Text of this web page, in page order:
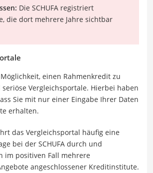
Die SCHUFA registriert
die dort mehrere Jahre sichtbar
einen Rahmenkredit zu
Vergleichsportale. Hierbei haben
Sie mit nur einer Eingabe Ihrer Daten
erhalten.
das Vergleichsportal häufig eine
bei der SCHUFA durch und
im positiven Fall mehrere
angeschlossener Kreditinstitute.